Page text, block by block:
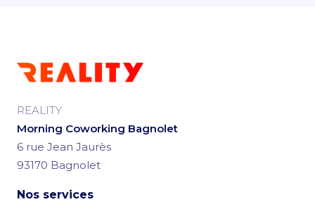
REALITY
Morning Coworking Bagnolet
6 rue Jean Jaurès
93170 Bagnolet
Nos services